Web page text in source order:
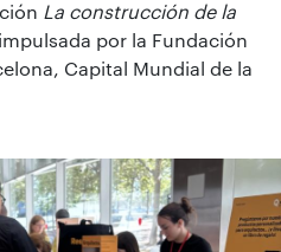
La construcción de la
por la Fundación
Capital Mundial de la